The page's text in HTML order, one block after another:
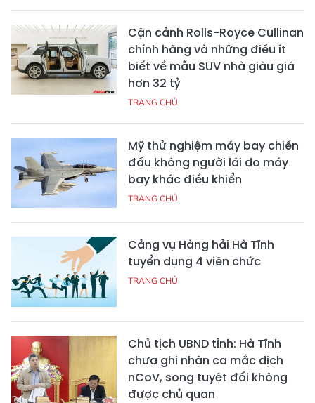
Cận cảnh Rolls-Royce Cullinan
chính hãng và những điều ít
biết về mẫu SUV nhà giàu giá
hơn 32 tỷ
TRANG CHỦ
Mỹ thử nghiệm máy bay chiến
đấu không người lái do máy
bay khác điều khiển
TRANG CHỦ
Cảng vụ Hàng hải Hà Tĩnh
tuyển dụng 4 viên chức
TRANG CHỦ
Chủ tịch UBND tỉnh: Hà Tĩnh
chưa ghi nhận ca mắc dịch
nCoV, song tuyệt đối không
được chủ quan